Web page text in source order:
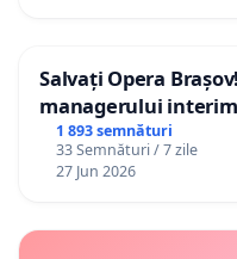
Salvați Opera
managerului
1 893 semnături
33 Semnături / 7 zile
27 Jun 2026